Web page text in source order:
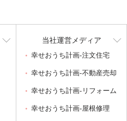
当社運営メディア
幸せおうち計画-注文住宅
幸せおうち計画-不動産売却
幸せおうち計画-リフォーム
幸せおうち計画-屋根修理